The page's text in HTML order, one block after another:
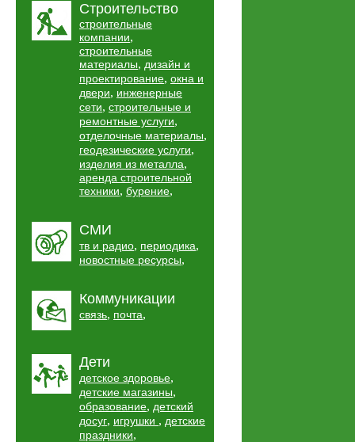
Строительство
строительные
компании,
строительные
материалы, дизайн и
проектирование, окна и
двери, инженерные
сети, строительные и
ремонтные услуги,
отделочные материалы,
геодезические услуги,
изделия из металла,
аренда строительной
техники, бурение,
СМИ
тв и радио, периодика,
новостные ресурсы,
Коммуникации
связь, почта,
Дети
детское здоровье,
детские магазины,
образование, детский
досуг, игрушки , детские
праздники,